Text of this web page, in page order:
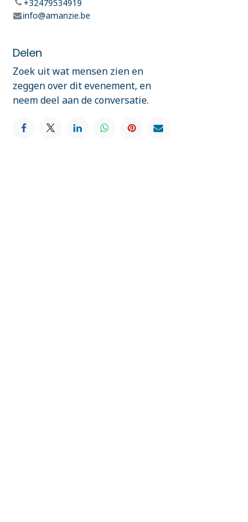
+32479534919
info@amanzie.be
Delen
Zoek uit wat mensen zien en
zeggen over dit evenement, en
neem deel aan de conversatie.